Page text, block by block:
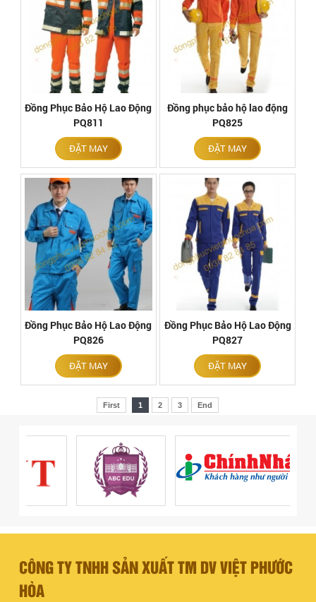
Đồng Phục Bảo Hộ Lao Động
PQ811
ĐẶT MAY
Đồng phục bảo hộ lao động
PQ825
ĐẶT MAY
Đồng Phục Bảo Hộ Lao Động
PQ826
ĐẶT MAY
Đồng Phục Bảo Hộ Lao Động
PQ827
ĐẶT MAY
First 1 2 3 End
CÔNG TY TNHH SẢN XUẤT TM DV VIỆT PHƯỚC
HÒA